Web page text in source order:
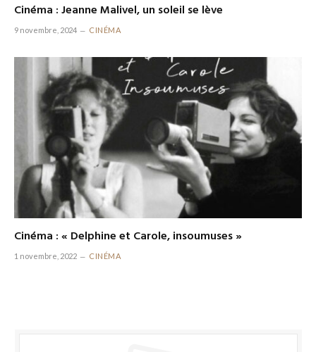
Cinéma : Jeanne Malivel, un soleil se lève
9 novembre, 2024 CINÉMA
Cinéma : « Delphine et Carole, insoumuses »
1 novembre, 2022 CINÉMA